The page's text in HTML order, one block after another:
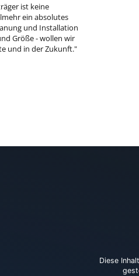
ist keine
ein absolutes
und Installation
Größe - wollen wir
und in der Zukunft."
Diese